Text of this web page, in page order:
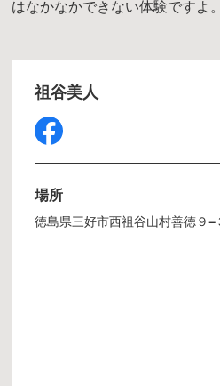
はなかなかできない体験ですよ。
祖谷美人
場所
徳島県三好市西祖谷山村善徳９−